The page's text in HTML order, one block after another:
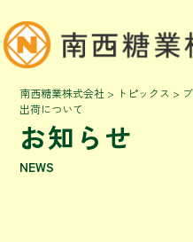
お知らせ
NEWS
南西糖業株式会社 > トピックス >
出荷について